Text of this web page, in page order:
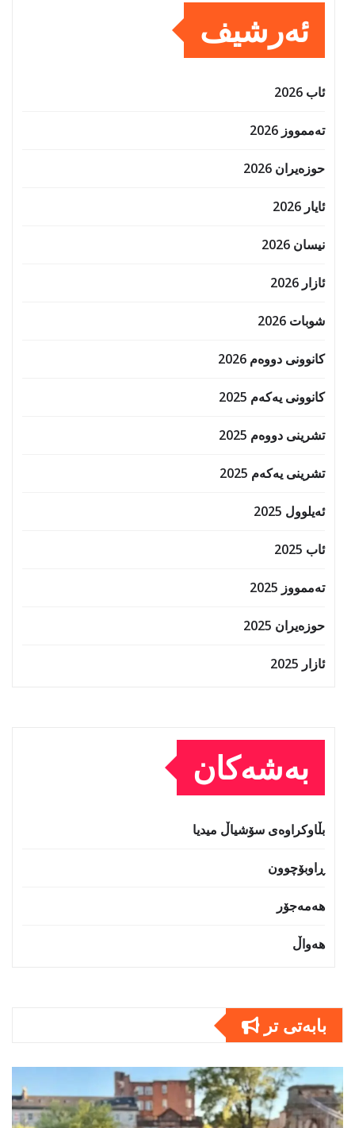
ئەرشیف
ئاب 2026
تەممووز 2026
حوزه‌یران 2026
ئایار 2026
نیسان 2026
ئازار 2026
شوبات 2026
کانوونی دووەم 2026
کانوونی یەکەم 2025
تشرینی دووەم 2025
تشرینی یەکەم 2025
ئەیلوول 2025
ئاب 2025
تەممووز 2025
حوزه‌یران 2025
ئازار 2025
بەشەکان
بڵاوکراوەی سۆشیاڵ میدیا
ڕاوبۆچوون
هەمەجۆر
هەواڵ
بابەتى تر